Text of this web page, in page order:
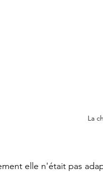
La
elle n'était pas